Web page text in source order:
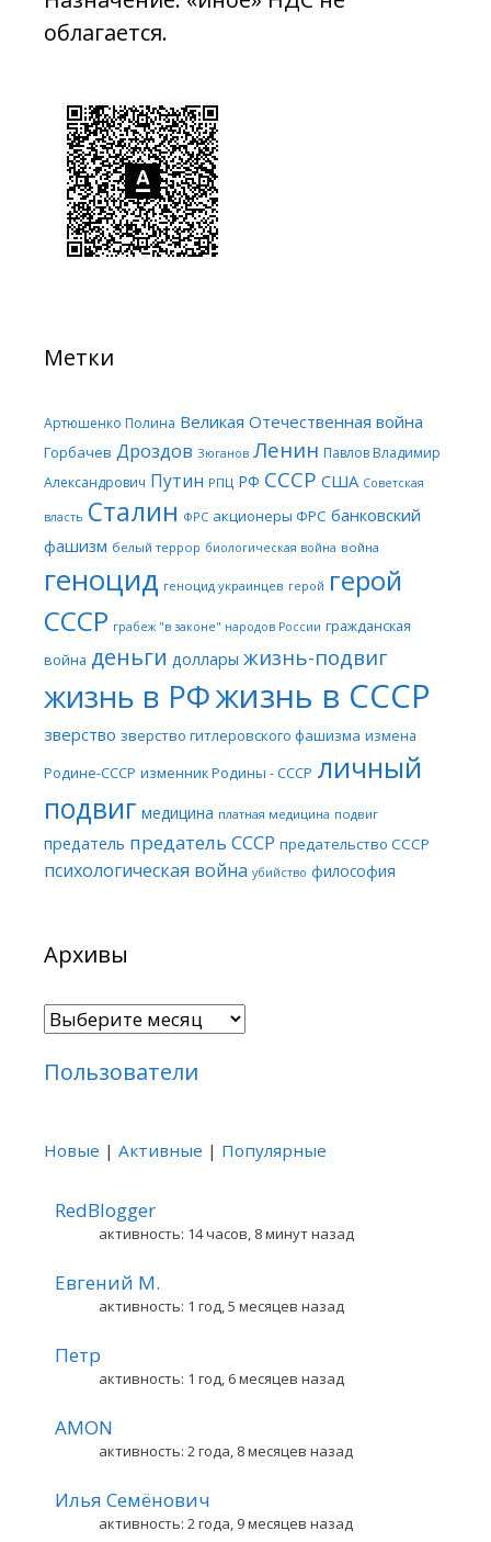
облагается.
Метки
Артюшенко Полина Великая Отечественная война
Горбачев Дроздов Зюганов Ленин Павлов Владимир
Александрович Путин РПЦ РФ СССР США Советская
власть Сталин ФРС акционеры ФРС банковский
фашизм белый террор биологическая война война
геноцид геноцид украинцев герой герой
СССР грабеж "в законе" народов России гражданская
война деньги доллары жизнь-подвиг
жизнь в РФжизнь в СССР
зверство зверство гитлеровского фашизма измена
Родине-СССР изменник Родины - СССР личный
подвиг медицина платная медицина подвиг
предатель предатель СССР предательство СССР
психологическая война убийство философия
Архивы
Архивы
Пользователи
Новые | Активные | Популярные
RedBlogger
активность: 14 часов, 8 минут назад
Евгений М.
активность: 1 год, 5 месяцев назад
Петр
активность: 1 год, 6 месяцев назад
AMON
активность: 2 года, 8 месяцев назад
Илья Семёнович
активность: 2 года, 9 месяцев назад